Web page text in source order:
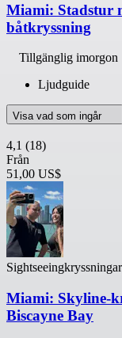
Miami: Stadstur
båtkryssning
Tillgänglig imorgon
Ljudguide
Visa vad som ingår
4,1 (18)
Från
51,00 US$
Sightseeingkryssningar
Miami: Skyline-
Biscayne Bay